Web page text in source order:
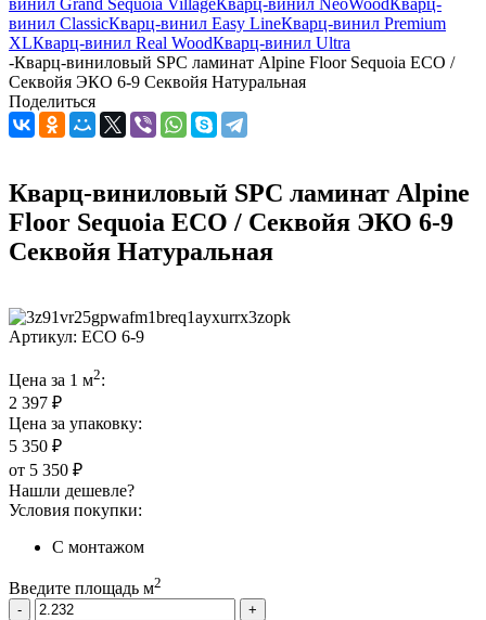
винил Grand Sequoia VillageКварц-винил NeoWood Кварц-
винил ClassicКварц-винил Easy LineКварц-винил Premium
XLКварц-винил Real WoodКварц-винил Ultra
-Кварц-виниловый SPC ламинат Alpine Floor Sequoia ЕСО /
Секвойя ЭКО 6-9 Секвойя Натуральная
Поделиться
Кварц-виниловый SPC ламинат Alpine
Floor Sequoia ЕСО / Секвойя ЭКО 6-9
Секвойя Натуральная
Артикул: ЕСО 6-9
Цена за 1 м2:
2 397 ₽
Цена за упаковку:
5 350 ₽
от 5 350 ₽
Нашли дешевле?
Условия покупки:
С монтажом
Введите площадь м2
-
+